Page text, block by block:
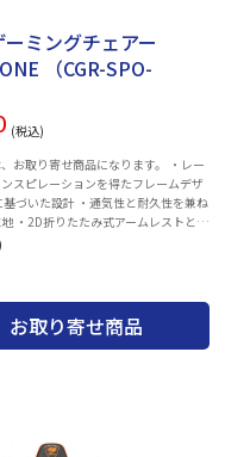
ーミングチェアー
（CGR-SPO-
(税込)
り寄せ商品になります。 ・レー
スピレーションを得たフレームデザ
づいた設計 ・通気性と耐久性を兼ね
・2D折りたたみ式アームレストと調
ト ・背もたれの高さ、腰部サポー
お取り寄せ商品